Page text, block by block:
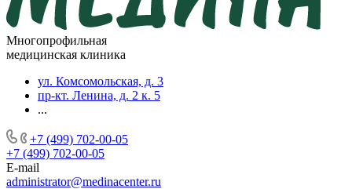
Многопрофильная
медицинская клиника
ул. Комсомольская, д. 3
пр-кт. Ленина, д. 2 к. 5
...
+7 (499) 702-00-05
+7 (499) 702-00-05
E-mail
administrator@medinacenter.ru